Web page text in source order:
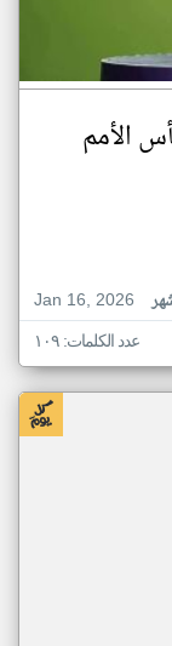
الأمم
Jan 16, 2026
عدد الكلمات: ١٠٩